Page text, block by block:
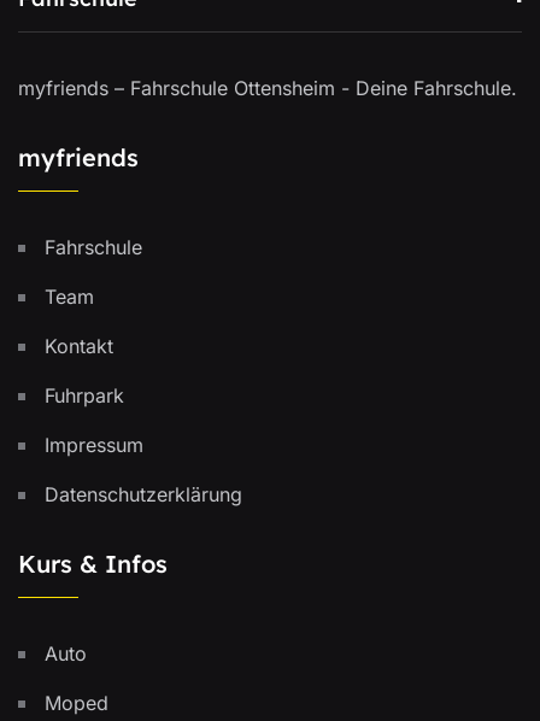
myfriends – Fahrschule Ottensheim - Deine Fahrschule.
myfriends
Fahrschule
Team
Kontakt
Fuhrpark
Impressum
Datenschutzerklärung
Kurs & Infos
Auto
Moped